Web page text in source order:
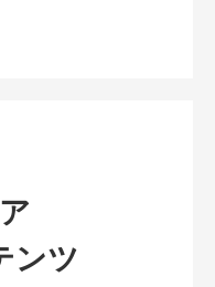
ンツ